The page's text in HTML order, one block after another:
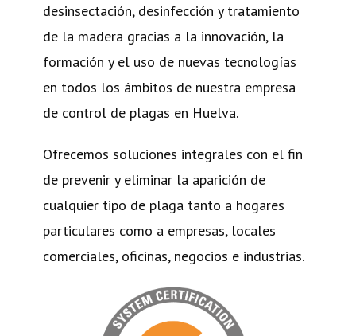
desinsectación, desinfección y tratamiento
de la madera gracias a la innovación, la
formación y el uso de nuevas tecnologías
en todos los ámbitos de nuestra empresa
de control de plagas en Huelva.
Ofrecemos soluciones integrales con el fin
de prevenir y eliminar la aparición de
cualquier tipo de plaga tanto a hogares
particulares como a empresas, locales
comerciales, oficinas, negocios e industrias.